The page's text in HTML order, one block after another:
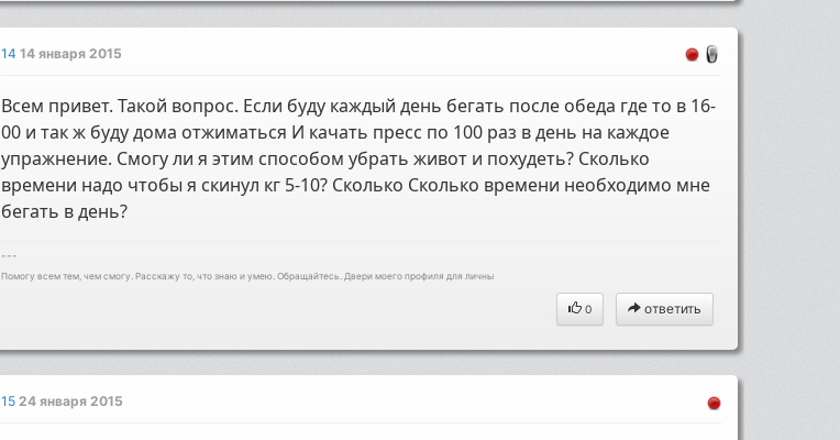
14 14 января 2015
Всем привет. Такой вопрос. Если буду каждый день бегать после обеда где то в 16-
00 и так ж буду дома отжиматься И качать пресс по 100 раз в день на каждое
упражнение. Смогу ли я этим способом убрать живот и похудеть? Сколько
времени надо чтобы я скинул кг 5-10? Сколько Сколько времени необходимо мне
бегать в день?
---
Помогу всем тем, чем смогу. Расскажу то, что знаю и умею. Обращайтесь. Двери моего профиля для личны
0 ответить
15 24 января 2015